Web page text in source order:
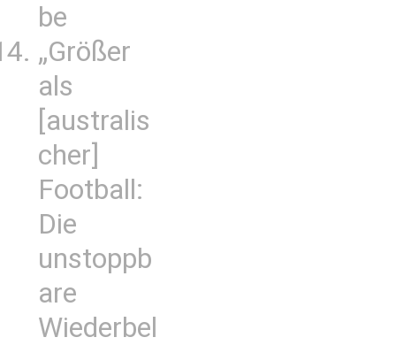
be
„Größer
als
[australis
cher]
Football:
Die
unstoppb
are
Wiederbel